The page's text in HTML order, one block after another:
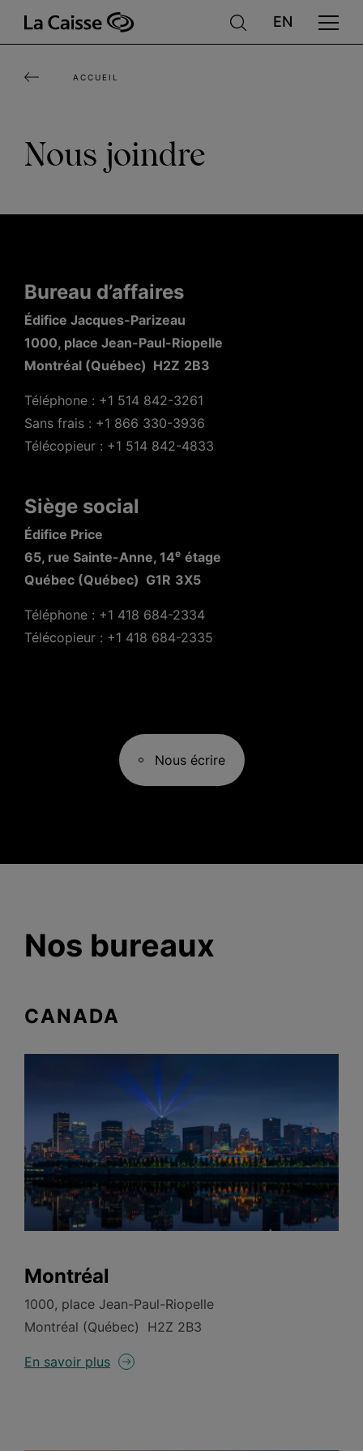
principal
ACCUEIL
Nous joindre
Bureau d’affaires
Édifice Jacques-Parizeau
1000, place Jean-Paul-Riopelle
Montréal (Québec) H2Z 2B3
Téléphone : +1 514 842-3261
Sans frais : +1 866 330-3936
Télécopieur : +1 514 842-4833
Siège social
Édifice Price
65, rue Sainte-Anne, 14e étage
Québec (Québec) G1R 3X5
Téléphone : +1 418 684-2334
Télécopieur : +1 418 684-2335
Nous écrire
Nos bureaux
CANADA
Montréal
1000, place Jean-Paul-Riopelle
Montréal (Québec) H2Z 2B3
En savoir plus